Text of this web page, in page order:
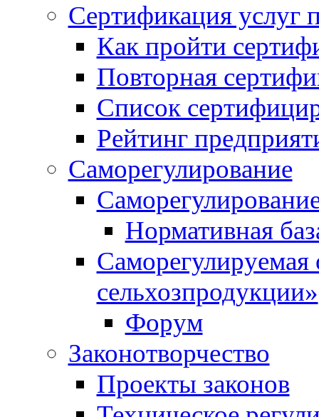
Сертификация услуг
Как пройти
Повторная
Список
Рейтинг
Саморегулирование
Нормативная
Саморегулируемая
сельхозпродукции»
Форум
Законотворчество
Проекты законов